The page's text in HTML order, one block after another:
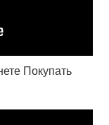
Покупать